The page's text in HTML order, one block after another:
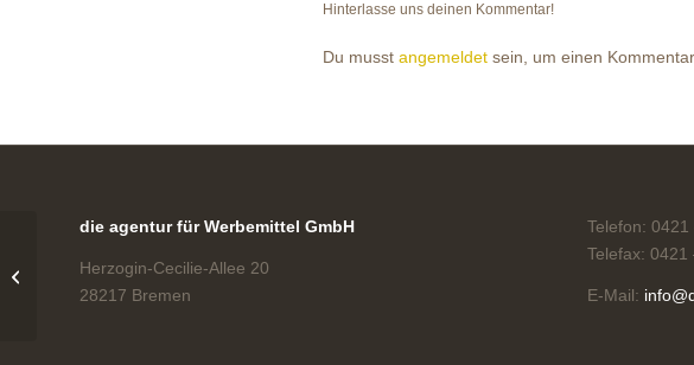
Hinterlasse uns deinen Kommentar!
Du musst angemeldet sein, um einen
die agentur für Werbemittel GmbH
Herzogin-Cecilie-Allee 20
28217 Bremen
Telefon:
Telefax: 0421
E-Mail:
Produkte Süßigkeiten